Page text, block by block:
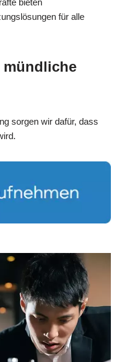
für alle
mündliche
sorgen wir dafür, dass